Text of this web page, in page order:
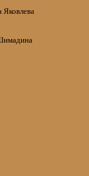
Яковлева